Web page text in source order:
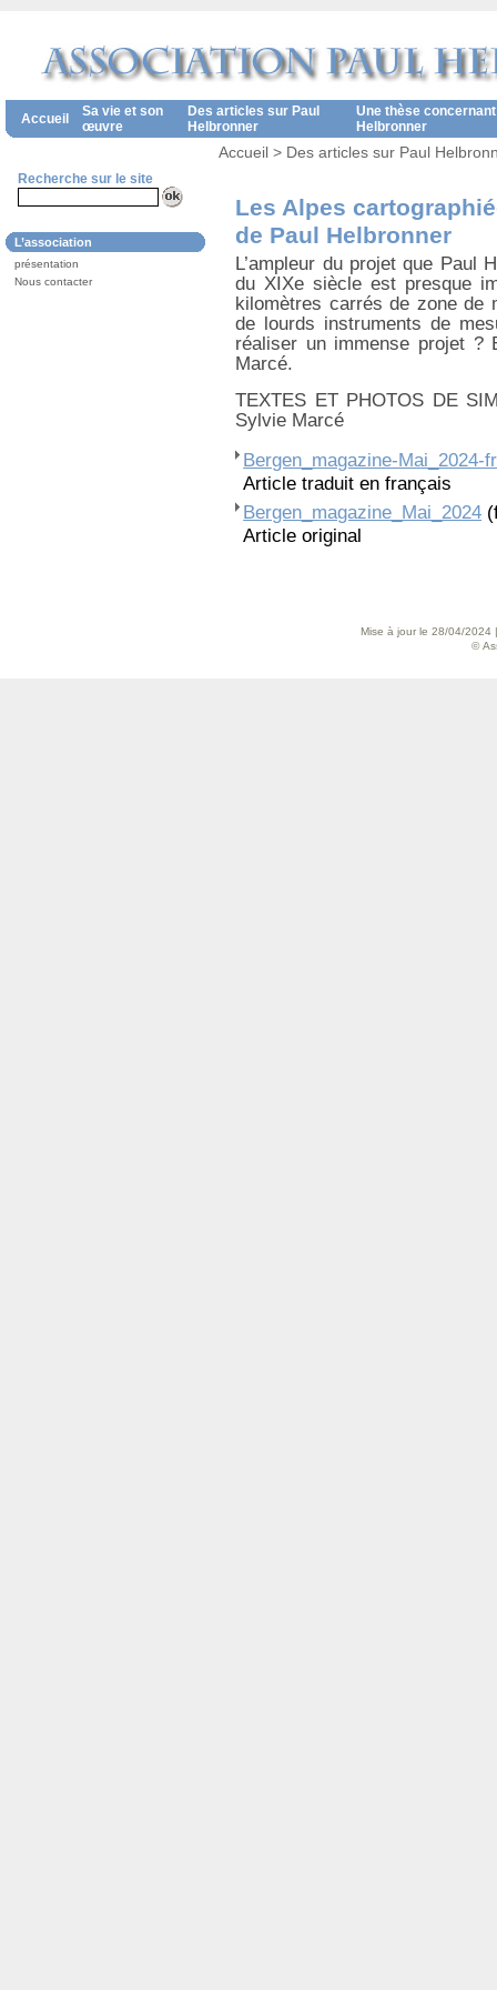
Accueil
Sa vie et son
œuvre
Des articles sur Paul
Helbronner
Une thèse
Helbronner
Recherche sur le site
L’association
présentation
Nous contacter
Accueil > Des articles sur Paul
Les Alpes
de Paul Helbronner
L’ampleur du projet que Paul
du XIXe siècle est presque
kilomètres carrés de zone de
de lourds instruments de
réaliser un immense projet ?
Marcé.
TEXTES ET PHOTOS DE
Sylvie Marcé
Bergen_magazine-Mai_2024-
Article traduit en français
Bergen_magazine_Mai_2024
Article original
Mise à jour le 28/04/2024
©